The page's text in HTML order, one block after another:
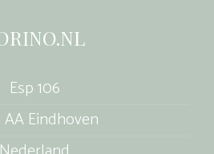
Esp 106
AA Eindhoven